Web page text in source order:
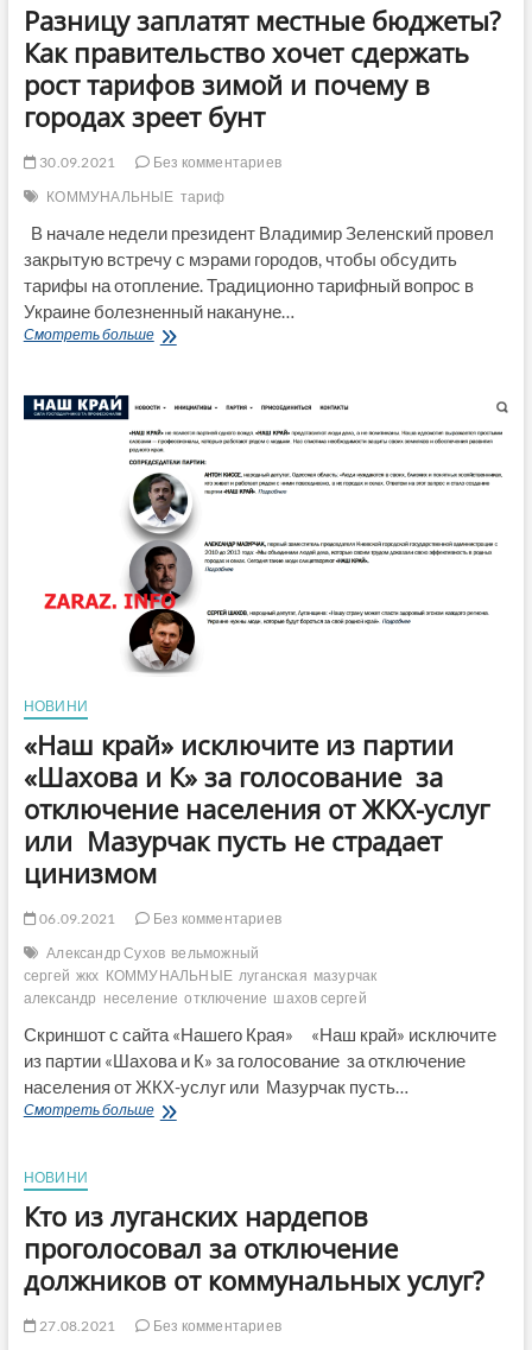
Разницу заплатят местные бюджеты?
Как правительство хочет сдержать
рост тарифов зимой и почему в
городах зреет бунт
30.09.2021
Без комментариев
КОММУНАЛЬНЫЕ тариф
В начале недели президент Владимир Зеленский провел
закрытую встречу с мэрами городов, чтобы обсудить
тарифы на отопление. Традиционно тарифный вопрос в
Украине болезненный накануне…
Смотреть большеРазницу
правительство
хочет
сдержать
рост
тарифов
зимой
и
почему
в
городах
зреет
бунт
НОВИНИ
«Наш край» исключите из партии
«Шахова и К» за голосование за
отключение населения от ЖКХ-услуг
или Мазурчак пусть не страдает
цинизмом
06.09.2021
Без комментариев
Александр Сухов вельможный
сергей жкх КОММУНАЛЬНЫЕ луганская мазурчак
александр неселение отключение шахов сергей
Скриншот с сайта «Нашего Края» «Наш край» исключите
из партии «Шахова и К» за голосование за отключение
населения от ЖКХ-услуг или Мазурчак пусть…
Смотреть больше«Наш
«Шахова
К»
за
за
НОВИНИ
Кто из луганских нардепов
проголосовал за отключение
должников от коммунальных услуг?
27.08.2021
Без комментариев